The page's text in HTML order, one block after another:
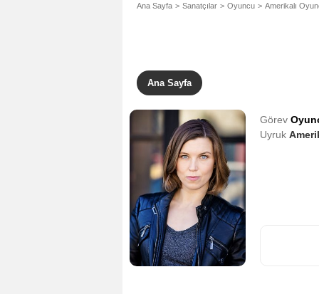
Ana Sayfa Sanatçılar Oyuncu Amerikalı
Ana Sayfa
Görev
Uyruk